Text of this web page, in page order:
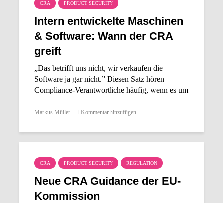
CRA PRODUCT SECURITY
Intern entwickelte Maschinen
& Software: Wann der CRA
greift
„Das betrifft uns nicht, wir verkaufen die
Software ja gar nicht.” Diesen Satz hören
Compliance-Verantwortliche häufig, wenn es um
entwickelte Produkte geht. Die...
Markus Müller Kommentar hinzufügen
CRA PRODUCT SECURITY REGULATION
Neue CRA Guidance der EU-
Kommission